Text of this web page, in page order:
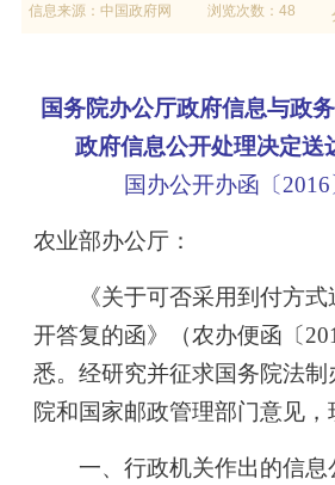
信息来源： 中国政府网 浏览次数：48
国务院办公厅政府信息与政
政府信息公开处理决定送
国办公开办函〔
农业部办公厅：
《关于可否采用到付方
开答复的函》（农办便函〔
悉。经研究并征求国务院法
院和国家邮政管理部门意见，
一、行政机关作出的信息